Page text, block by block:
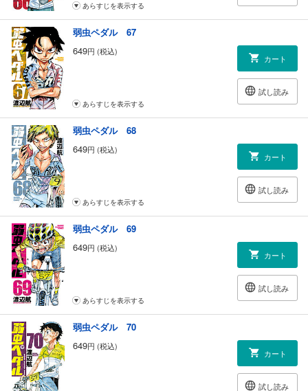
あらすじを表示する
弱虫ペダル 67
649円 (税込)
カート
試し読み
あらすじを表示する
弱虫ペダル 68
649円 (税込)
カート
試し読み
あらすじを表示する
弱虫ペダル 69
649円 (税込)
カート
試し読み
あらすじを表示する
弱虫ペダル 70
649円 (税込)
カート
試し読み